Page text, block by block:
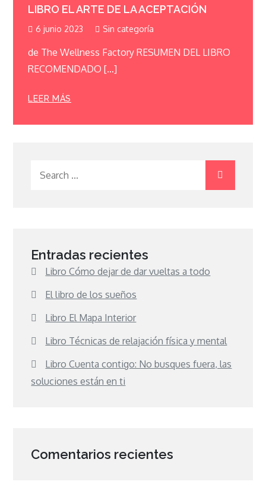
LIBRO EL ARTE DE LA ACEPTACIÓN
6 junio 2023 Sin categoría
de The Wellness Factory RESUMEN DEL LIBRO
RECOMENDADO […]
LEER MÁS
Entradas recientes
Libro Cómo dejar de dar vueltas a todo
El libro de los sueños
Libro El Mapa Interior
Libro Técnicas de relajación física y mental
Libro Cuenta contigo: No busques fuera, las
soluciones están en ti
Comentarios recientes